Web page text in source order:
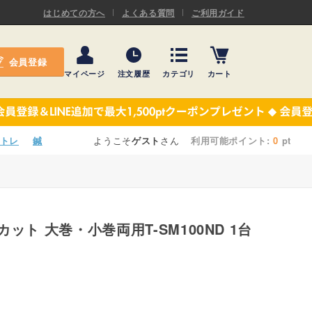
はじめての方へ よくある質問 ご利用ガイド
会員登録
マイページ 注文履歴 カテゴリ
ASキネシオロジーテープ
施術ベッド・マクラ
カート
レ 鍼 ようこそゲスト さん 利用可能ポイント:0 pt
ット 大巻・小巻両用T-SM100ND 1台
機材・機材消耗品
テーピング
施術ベッド・マクラ
事務用品・日用品